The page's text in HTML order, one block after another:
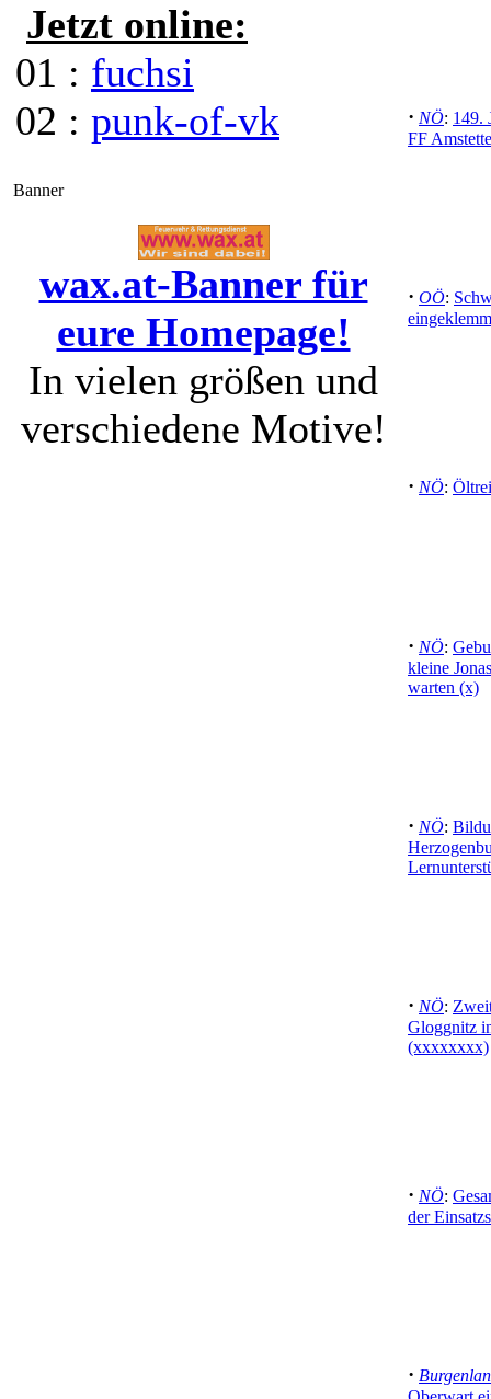
Jetzt online:
01 : fuchsi
02 : punk-of-vk
Banner
wax.at-Banner für
eure Homepage!
In vielen größen und
verschiedene Motive!
· NÖ: 149.
FF
· OÖ:
· NÖ:
· NÖ:
kleine
warten (x)
· NÖ:
· NÖ:
Gloggnitz
(xxxxxxxx)
· NÖ:
der
·